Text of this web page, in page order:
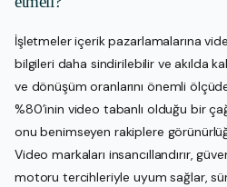
İşletmeler içerik pazarlamalarına
bilgileri daha sindirilebilir ve akılda
ve dönüşüm oranlarını önemli
%80’inin video tabanlı olduğu bir
onu benimseyen rakiplere
Video markaları insancıllandırır,
motoru tercihleriyle uyum sağlar,